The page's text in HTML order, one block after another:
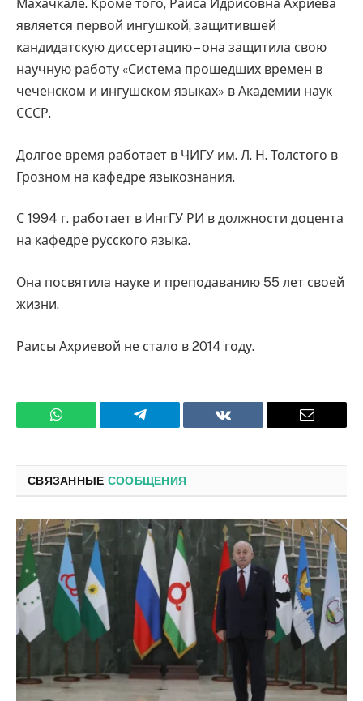
Махачкале. Кроме того, Раиса Идрисовна Ахриева
является первой ингушкой, защитившей
кандидатскую диссертацию – она защитила свою
научную работу «Система прошедших времен в
чеченском и ингушском языках» в Академии наук
СССР.
Долгое время работает в ЧИГУ им. Л. Н. Толстого в
Грозном на кафедре языкознания.
С 1994 г. работает в ИнгГУ РИ в должности доцента
на кафедре русского языка.
Она посвятила науке и преподаванию 55 лет своей
жизни.
Раисы Ахриевой не стало в 2014 году.
WhatsApp Телеграмм ВКонтакте
СВЯЗАННЫЕ СООБЩЕНИЯ